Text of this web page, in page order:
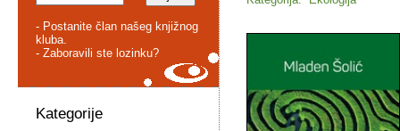
- Postanite član našeg knjižnog
kluba.
- Zaboravili ste lozinku?
Kategorije